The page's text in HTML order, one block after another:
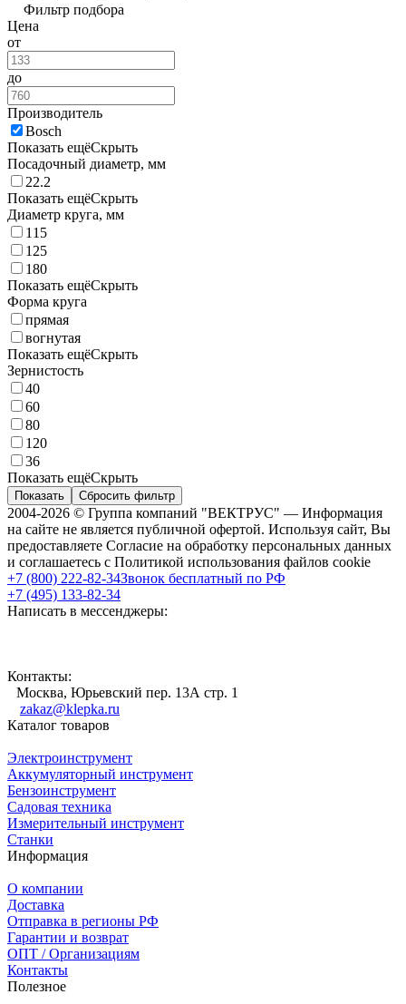
Фильтр подбора
Цена
от
до
Производитель
Bosch
Показать ещёСкрыть
Посадочный диаметр, мм
22.2
Показать ещёСкрыть
Диаметр круга, мм
115
125
180
Показать ещёСкрыть
Форма круга
прямая
вогнутая
Показать ещёСкрыть
Зернистость
40
60
80
120
36
Показать ещёСкрыть
Показать Сбросить фильтр
2004-2026 © Группа компаний "ВЕКТРУС" — Информация
на сайте не является публичной офертой. Используя сайт, Вы
предоставляете Согласие на обработку персональных данных
и соглашаетесь с Политикой использования файлов cookie
+7 (800) 222-82-34Звонок бесплатный по РФ
+7 (495) 133-82-34
Написать в мессенджеры:
Контакты:
Москва, Юрьевский пер. 13А стр. 1
zakaz@klepka.ru
Каталог товаров
Электроинструмент
Аккумуляторный инструмент
Бензоинструмент
Садовая техника
Измерительный инструмент
Станки
Информация
О компании
Доставка
Отправка в регионы РФ
Гарантии и возврат
ОПТ / Организациям
Контакты
Полезное